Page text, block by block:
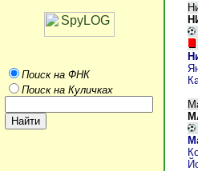
Поиск на ФНК
Поиск на Куличках